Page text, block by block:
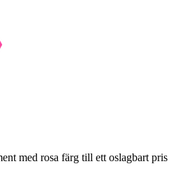
med rosa färg till ett oslagbart pris